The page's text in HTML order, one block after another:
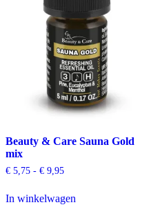
Beauty & Care Sauna Gold
mix
€ 5,75 - € 9,95Prijsklasse:
€ 9,95
In winkelwagen